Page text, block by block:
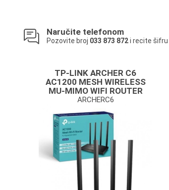
Naručite telefonom
Pozovite broj 033 873 872i recite šifru
TP-LINK ARCHER C6
AC1200 MESH WIRELESS
MU-MIMO WIFI ROUTER
ARCHERC6